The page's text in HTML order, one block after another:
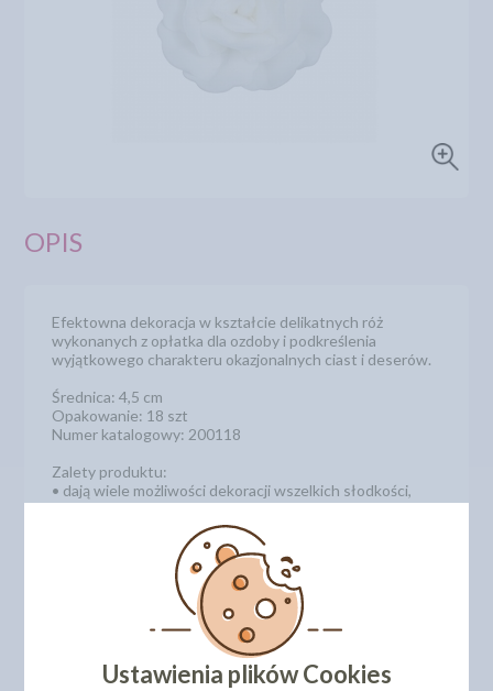
OPIS
Efektowna dekoracja w kształcie delikatnych róż
wykonanych z opłatka dla ozdoby i podkreślenia
wyjątkowego charakteru okazjonalnych ciast i deserów.
Średnica: 4,5 cm
Opakowanie: 18 szt
Numer katalogowy: 200118
Zalety produktu:
• dają wiele możliwości dekoracji wszelkich słodkości,
• wygodny i łatwy sposób użycia, wystarczy wyjąć
gotowe kwiatki z opakowania i ułożyć bukiecik lub
dowolną, kwiatową kompozycję na cieście,
DODAJ SWOJĄ OPINIĘ
PRODUKTY PODOBNE
Ustawienia plików Cookies